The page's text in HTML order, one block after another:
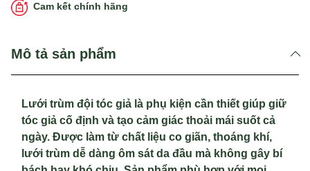
Cam kết chính hãng
Mô tả sản phẩm
Lưới trùm đội tóc giả là phụ kiện cần thiết giúp giữ
tóc giả cố định và tạo cảm giác thoải mái suốt cả
ngày. Được làm từ chất liệu co giãn, thoáng khí,
lưới trùm dễ dàng ôm sát da đầu mà không gây bí